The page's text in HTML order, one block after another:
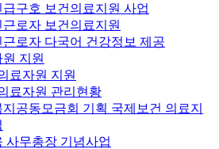
구호 보건의료지원 사업
근로자 보건의료지원
근로자 다국어 건강정보 제공
지원
료자원 지원
료자원 관리현황
공동모금회 기획 국제보건 의료지
사무총장 기념사업